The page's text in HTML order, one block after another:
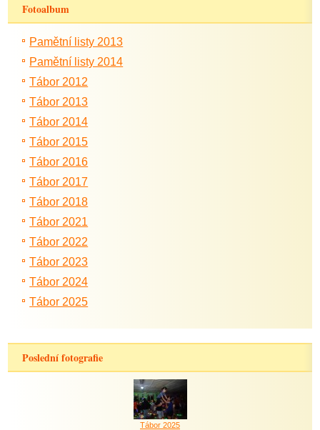
Fotoalbum
Pamětní listy 2013
Pamětní listy 2014
Tábor 2012
Tábor 2013
Tábor 2014
Tábor 2015
Tábor 2016
Tábor 2017
Tábor 2018
Tábor 2021
Tábor 2022
Tábor 2023
Tábor 2024
Tábor 2025
Poslední fotografie
Tábor 2025